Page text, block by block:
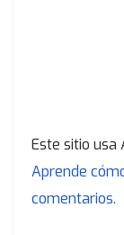
Este sitio usa
Aprende
comentarios.